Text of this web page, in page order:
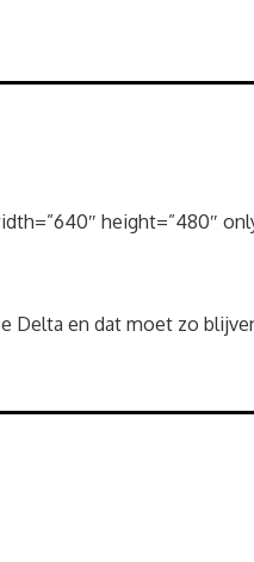
height=”480″
Delta en dat moet zo